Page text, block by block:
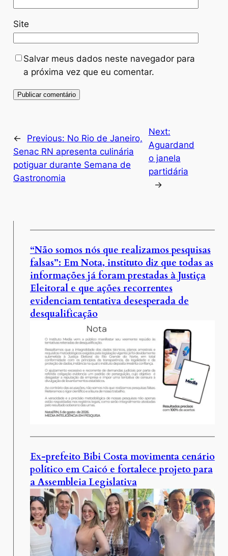
Site
Salvar meus dados neste navegador para
a próxima vez que eu comentar.
← Previous: No Rio de Janeiro,
Senac RN apresenta culinária
potiguar durante Semana de
Gastronomia
Next:
Aguardand
o janela
partidária
→
“Não somos nós que realizamos pesquisas
falsas”: Em Nota, instituto diz que todas as
informações já foram prestadas à Justiça
Eleitoral e que ações recorrentes
evidenciam tentativa desesperada de
desqualificação
Ex-prefeito Bibi Costa movimenta cenário
político em Caicó e fortalece projeto para
a Assembleia Legislativa